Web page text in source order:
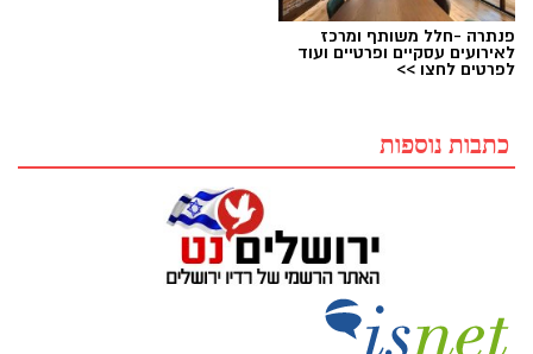
פנתרה -חלל משותף ומרכז
לאירועים עסקיים ופרטיים ועוד
לפרטים לחצו >>
כתבות נוספות